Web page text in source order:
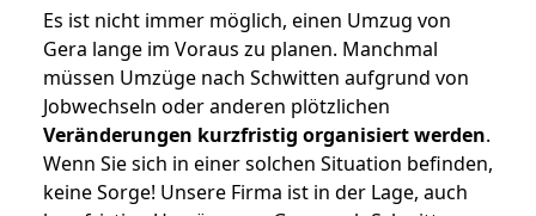
Es ist nicht immer möglich, einen Umzug von
Gera lange im Voraus zu planen. Manchmal
müssen Umzüge nach Schwitten aufgrund von
Jobwechseln oder anderen plötzlichen
Veränderungen kurzfristig organisiert werden.
Wenn Sie sich in einer solchen Situation befinden,
keine Sorge! Unsere Firma ist in der Lage, auch